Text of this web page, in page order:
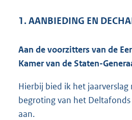
1. AANBIEDING EN
Aan de voorzitters van de
Kamer van de Staten-
Hierbij bied ik het
begroting van het
aan.